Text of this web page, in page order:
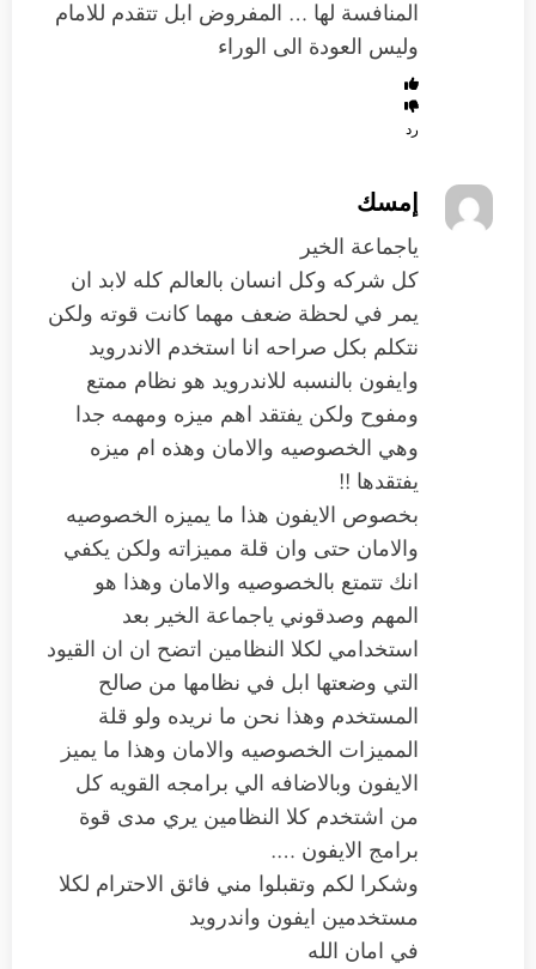
المنافسة لها … المفروض ابل تتقدم للامام
وليس العودة الى الوراء
رد
إمسك
ياجماعة الخير
كل شركه وكل انسان بالعالم كله لابد ان
يمر في لحظة ضعف مهما كانت قوته ولكن
نتكلم بكل صراحه انا استخدم الاندرويد
وايفون بالنسبه للاندرويد هو نظام ممتع
ومفوح ولكن يفتقد اهم ميزه ومهمه جدا
وهي الخصوصيه والامان وهذه ام ميزه
يفتقدها !!
بخصوص الايفون هذا ما يميزه الخصوصيه
والامان حتى وان قلة مميزاته ولكن يكفي
انك تتمتع بالخصوصيه والامان وهذا هو
المهم وصدقوني ياجماعة الخير بعد
استخدامي لكلا النظامين اتضح ان ان القيود
التي وضعتها ابل في نظامها من صالح
المستخدم وهذا نحن ما نريده ولو قلة
المميزات الخصوصيه والامان وهذا ما يميز
الايفون وبالاضافه الي برامجه القويه كل
من اشتخدم كلا النظامين يري مدى قوة
برامج الايفون ….
وشكرا لكم وتقبلوا مني فائق الاحترام لكلا
مستخدمين ايفون واندرويد
في امان الله